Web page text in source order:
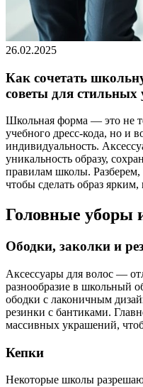
26.02.2025
Как сочетать
советы для стильных
Школьная форма — это не
учебного дресс-кода, но и
индивидуальность.
уникальность образу,
правилам школы. Разберем,
чтобы сделать образ
Головные уборы
Ободки, заколки и
Аксессуары для волос —
разнообразие в школьный
ободки с лаконичным
резинки с бантиками.
массивных украшений,
Кепки
Некоторые школы